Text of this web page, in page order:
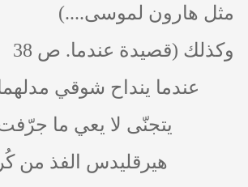
مثل هارون لموسى....)
وكذلك (قصيدة عندما. ص 38
عندما ينداح شوقي
يتجنّى لا يعي ما جرّفت
هيرقليدس الفذ من